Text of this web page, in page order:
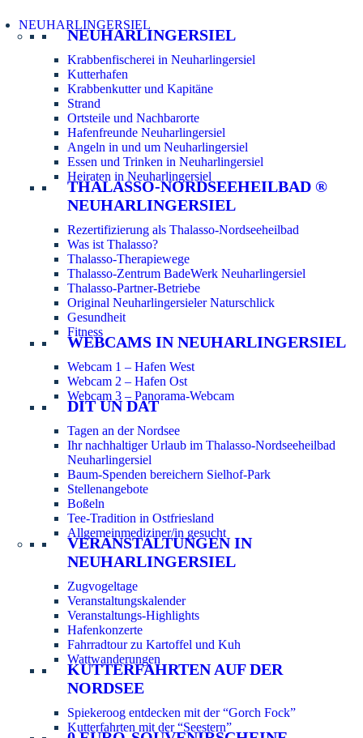
NEUHARLINGERSIEL
NEUHARLINGERSIEL
Krabbenfischerei in Neuharlingersiel
Kutterhafen
Krabbenkutter und Kapitäne
Strand
Ortsteile und Nachbarorte
Hafenfreunde Neuharlingersiel
Angeln in und um Neuharlingersiel
Essen und Trinken in Neuharlingersiel
Heiraten in Neuharlingersiel
THALASSO-NORDSEEHEILBAD ®
NEUHARLINGERSIEL
Rezertifizierung als Thalasso-Nordseeheilbad
Was ist Thalasso?
Thalasso-Therapiewege
Thalasso-Zentrum BadeWerk Neuharlingersiel
Thalasso-Partner-Betriebe
Original Neuharlingersieler Naturschlick
Gesundheit
Fitness
WEBCAMS IN NEUHARLINGERSIEL
Webcam 1 – Hafen West
Webcam 2 – Hafen Ost
Webcam 3 – Panorama-Webcam
DIT UN DAT
Tagen an der Nordsee
Ihr nachhaltiger Urlaub im Thalasso-Nordseeheilbad
Neuharlingersiel
Baum-Spenden bereichern Sielhof-Park
Stellenangebote
Boßeln
Tee-Tradition in Ostfriesland
Allgemeinmediziner/in gesucht
VERANSTALTUNGEN IN
NEUHARLINGERSIEL
Zugvogeltage
Veranstaltungskalender
Veranstaltungs-Highlights
Hafenkonzerte
Fahrradtour zu Kartoffel und Kuh
Wattwanderungen
KUTTERFAHRTEN AUF DER
NORDSEE
Spiekeroog entdecken mit der “Gorch Fock”
Kutterfahrten mit der “Seestern”